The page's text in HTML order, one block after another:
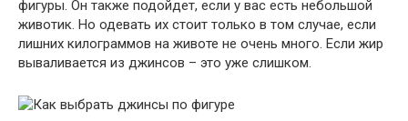
фигуры. Он также подойдет, если у вас есть небольшой
животик. Но одевать их стоит только в том случае, если
лишних килограммов на животе не очень много. Если жир
вываливается из джинсов – это уже слишком.